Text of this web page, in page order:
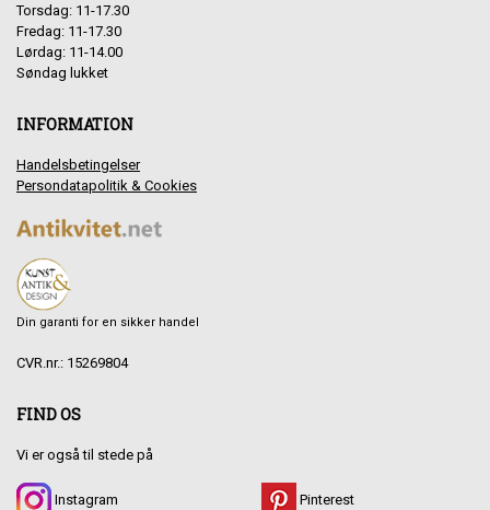
Torsdag: 11-17.30
Fredag: 11-17.30
Lørdag: 11-14.00
Søndag lukket
INFORMATION
Handelsbetingelser
Persondatapolitik & Cookies
Din garanti for en sikker handel
CVR.nr.: 15269804
FIND OS
Vi er også til stede på
Instagram Pinterest